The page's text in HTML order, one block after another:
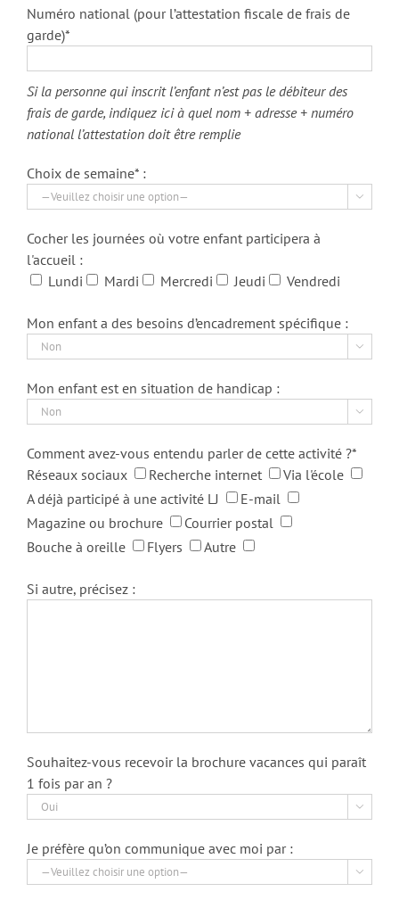
Numéro national (pour l’attestation fiscale de frais de
garde)*
Si la personne qui inscrit l’enfant n’est pas le débiteur des
frais de garde, indiquez ici à quel nom + adresse + numéro
national l’attestation doit être remplie
Choix de semaine* :

Cocher les journées où votre enfant participera à
l'accueil :
Lundi
Mardi Mercredi Jeudi Vendredi
Mon enfant a des besoins d’encadrement spécifique :

Mon enfant est en situation de handicap :

Comment avez-vous entendu parler de cette activité ?*
Réseaux sociaux
Recherche internet
Via l'école
A déjà participé à une activité LJ
E-mail
Magazine ou brochure
Courrier postal
Bouche à oreille
Flyers Autre
Si autre, précisez :
Souhaitez-vous recevoir la brochure vacances qui paraît
1 fois par an ?

Je préfère qu’on communique avec moi par :
